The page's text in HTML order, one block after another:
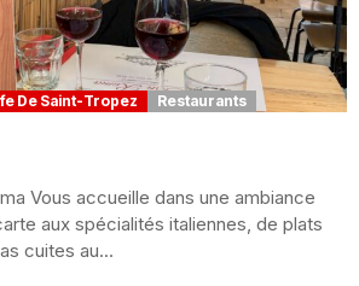
De Saint-Tropez Restaurants
Vous accueille dans une ambiance
aux spécialités italiennes, de plats
cuites au...